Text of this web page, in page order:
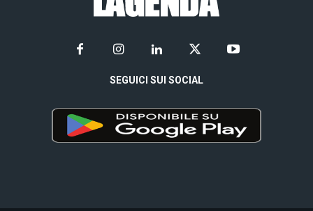
SEGUICI SUI SOCIAL